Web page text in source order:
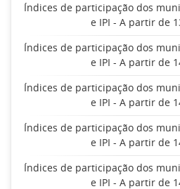
Índices de participação dos
e IPI - A partir de
Índices de participação dos
e IPI - A partir de
Índices de participação dos
e IPI - A partir de
Índices de participação dos
e IPI - A partir de
Índices de participação dos
e IPI - A partir de